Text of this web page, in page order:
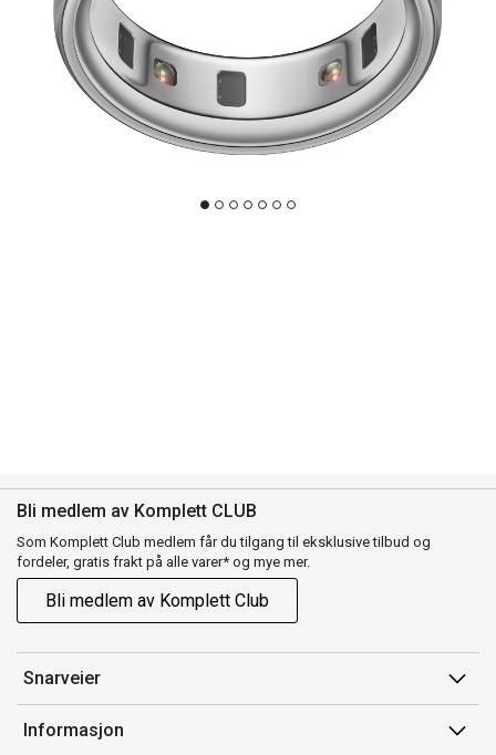
Bli medlem av Komplett CLUB
Som Komplett Club medlem får du tilgang til eksklusive tilbud og
fordeler, gratis frakt på alle varer* og mye mer.
Bli medlem av Komplett Club
Snarveier
Min side
Informasjon